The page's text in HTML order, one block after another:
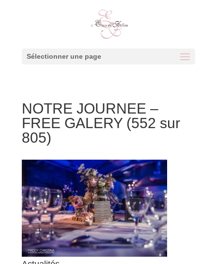
Sélectionner une page
NOTRE JOURNEE –
FREE GALERY (552 sur
805)